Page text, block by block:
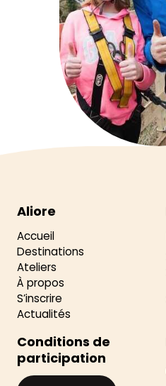
Aliore
Accueil
Destinations
Ateliers
À propos
S’inscrire
Actualités
Conditions de
participation